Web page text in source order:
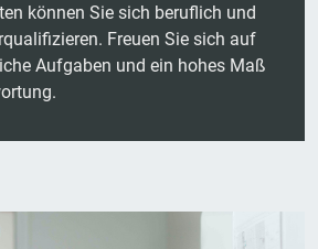
können Sie sich beruflich und
Freuen Sie sich auf
Aufgaben und ein hohes Maß